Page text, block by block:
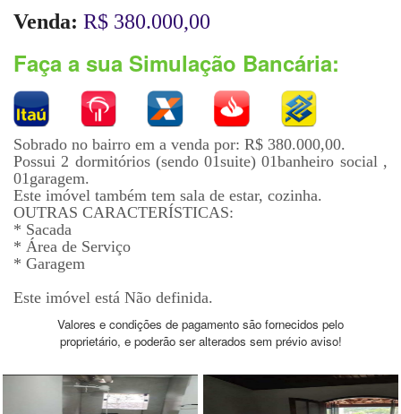
Venda: R$ 380.000,00
Faça a sua Simulação Bancária:
Sobrado no bairro em a venda por: R$ 380.000,00.
Possui 2 dormitórios (sendo 01suite) 01banheiro social ,
01garagem.
Este imóvel também tem sala de estar, cozinha.
OUTRAS CARACTERÍSTICAS:
* Sacada
* Área de Serviço
* Garagem
Este imóvel está Não definida.
Valores e condições de pagamento são fornecidos pelo
proprietário, e poderão ser alterados sem prévio aviso!